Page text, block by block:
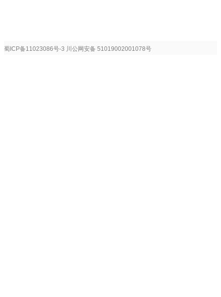
蜀ICP备11023086号-3 川公网安备 51019002001078号